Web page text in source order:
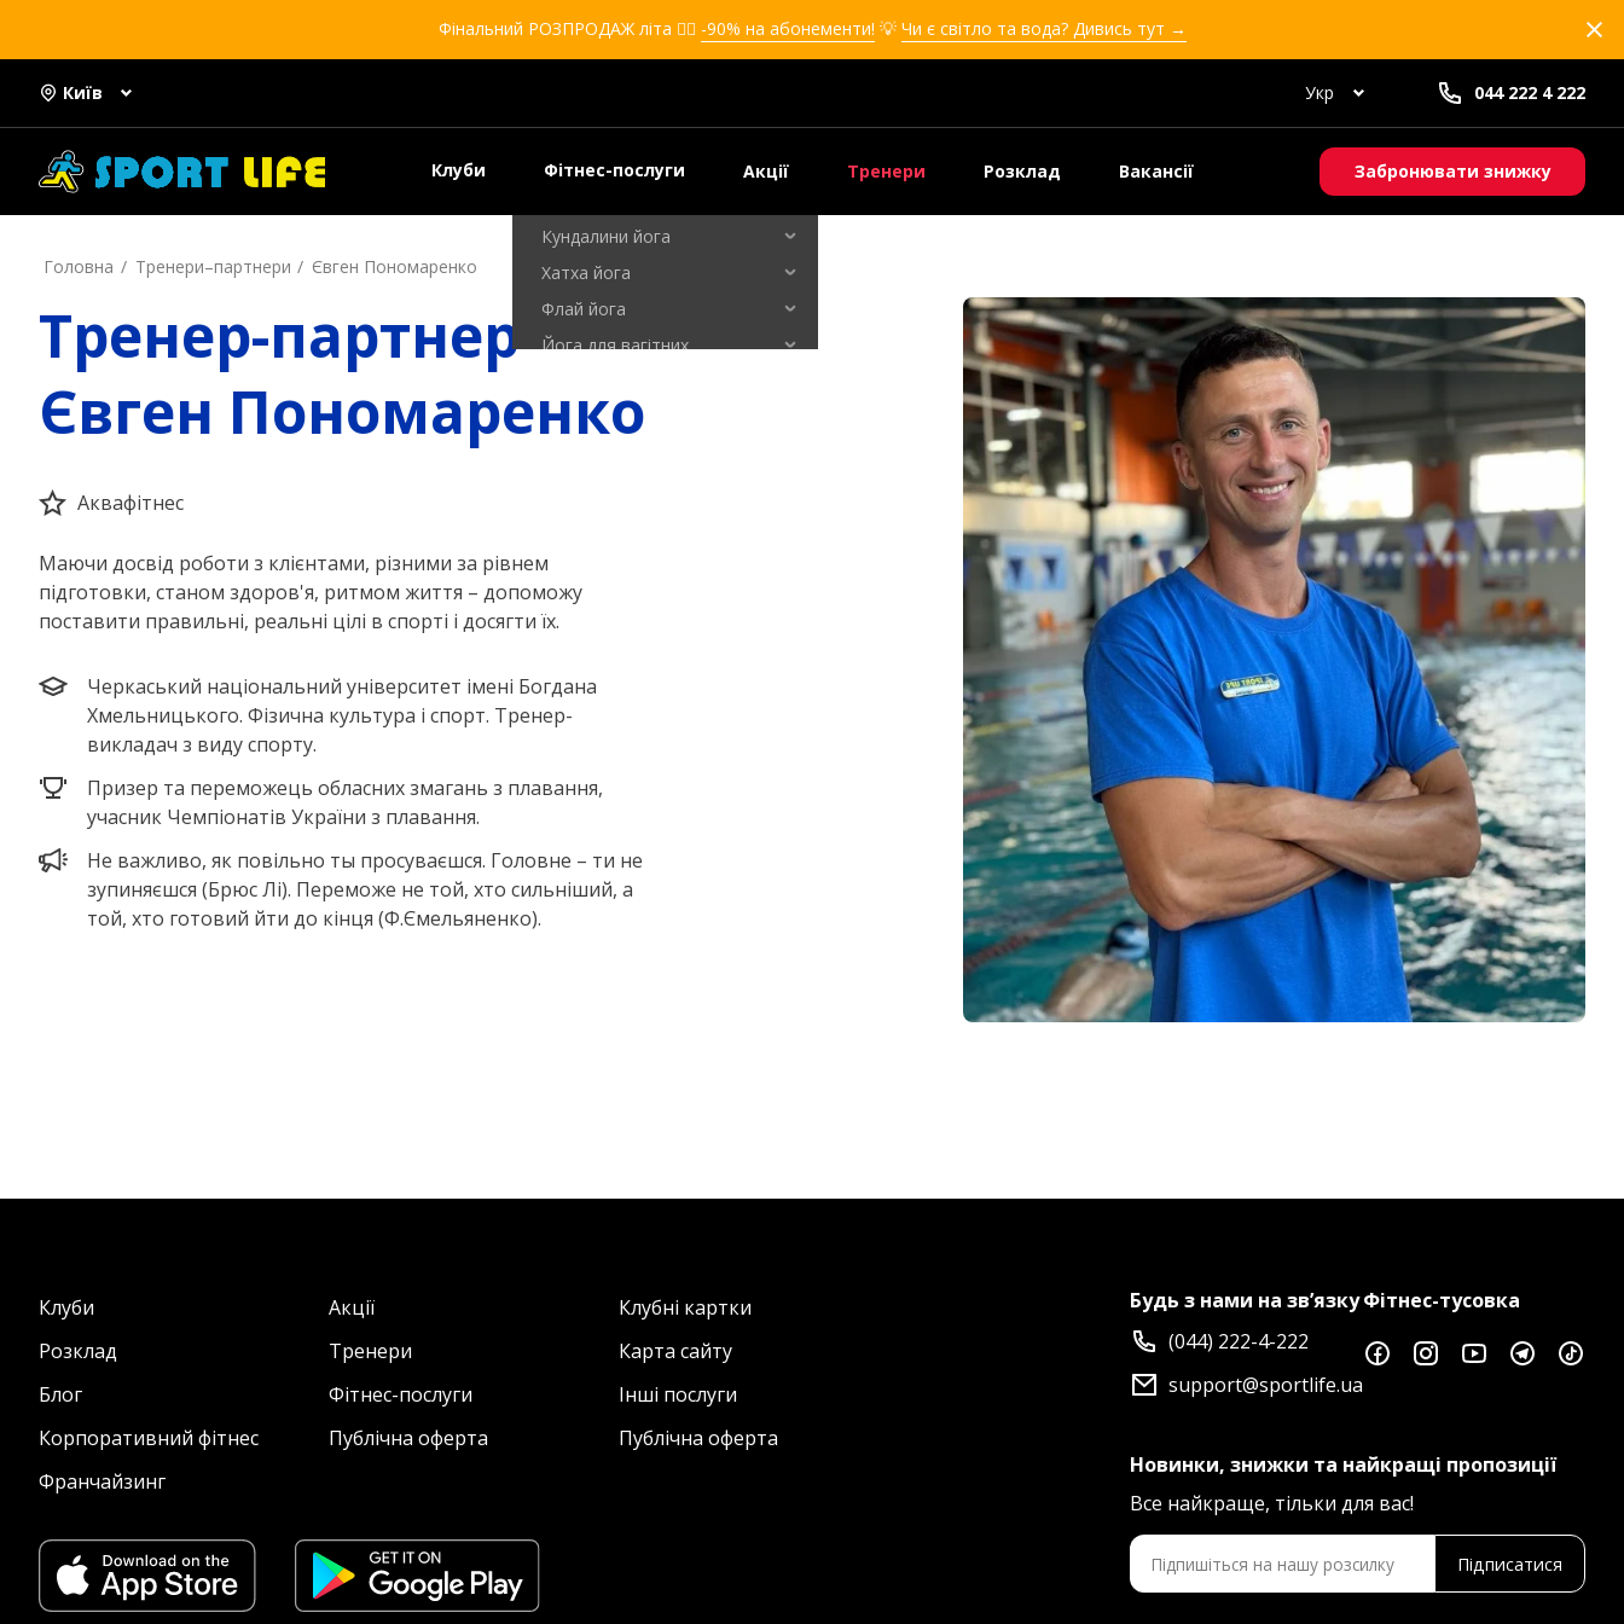
Фінальний РОЗПРОДАЖ літа ❤️‍🔥 -90% на абонементи! 💡 Чи є світло та вода? Дивись тут →
Київ Укр 044 222 4 222
Клуби Фітнес-послуги
Кікбоксинг для дівчат
Кікбоксинг для дітей
Самооборона для дівчат
Самооборона для дітей
Кундалини йога
Хатха йога
Флай йога
Йога для вагітних
Акції Тренери Розклад Вакансії Забронювати знижку
Головна Тренери–партнери Євген Пономаренко
Тренер-партнер
Євген Пономаренко
Аквафітнес
Маючи досвід роботи з клієнтами, різними за рівнем
підготовки, станом здоров'я, ритмом життя – допоможу
поставити правильні, реальні цілі в спорті і досягти їх.
Черкаський національний університет імені Богдана
Хмельницького. Фізична культура і спорт. Тренер-
викладач з виду спорту.
Призер та переможець обласних змагань з плавання,
учасник Чемпіонатів України з плавання.
Не важливо, як повільно ты просуваєшся. Головне – ти не
зупиняєшся (Брюс Лі). Переможе не той, хто сильніший, а
той, хто готовий йти до кінця (Ф.Ємельяненко).
Клуби Акції
Клубні картки
Розклад
Тренери
Карта сайту
Блог
Фітнес-послуги
Інші послуги
Корпоративний фітнес
Публічна оферта
Публічна оферта
Франчайзинг
Будь з нами на зв’язку
(044) 222-4-222
support@sportlife.ua
Фітнес-тусовка
Новинки, знижки та найкращі пропозиції
Все найкраще, тільки для вас!
Підписатися